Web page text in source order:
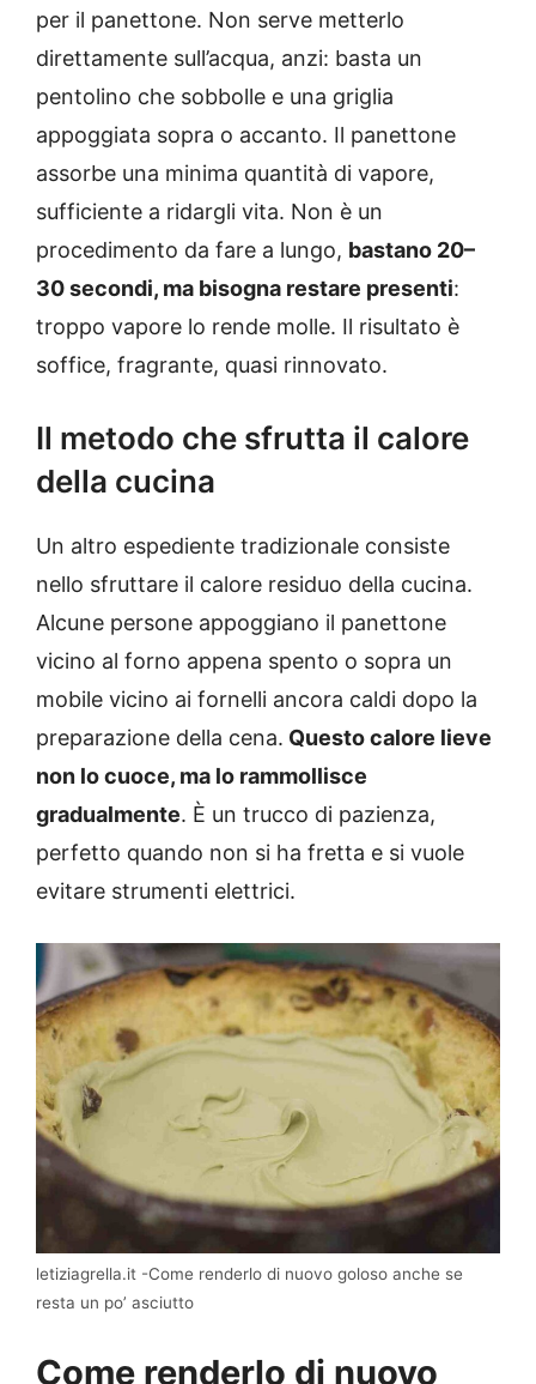
per il panettone. Non serve metterlo
direttamente sull’acqua, anzi: basta un
pentolino che sobbolle e una griglia
appoggiata sopra o accanto. Il panettone
assorbe una minima quantità di vapore,
sufficiente a ridargli vita. Non è un
procedimento da fare a lungo, bastano 20–
30 secondi, ma bisogna restare presenti:
troppo vapore lo rende molle. Il risultato è
soffice, fragrante, quasi rinnovato.
Il metodo che sfrutta il calore
della cucina
Un altro espediente tradizionale consiste
nello sfruttare il calore residuo della cucina.
Alcune persone appoggiano il panettone
vicino al forno appena spento o sopra un
mobile vicino ai fornelli ancora caldi dopo la
preparazione della cena. Questo calore lieve
non lo cuoce, ma lo rammollisce
gradualmente. È un trucco di pazienza,
perfetto quando non si ha fretta e si vuole
evitare strumenti elettrici.
letiziagrella.it -Come renderlo di nuovo goloso anche se
resta un po’ asciutto
Come renderlo di nuovo